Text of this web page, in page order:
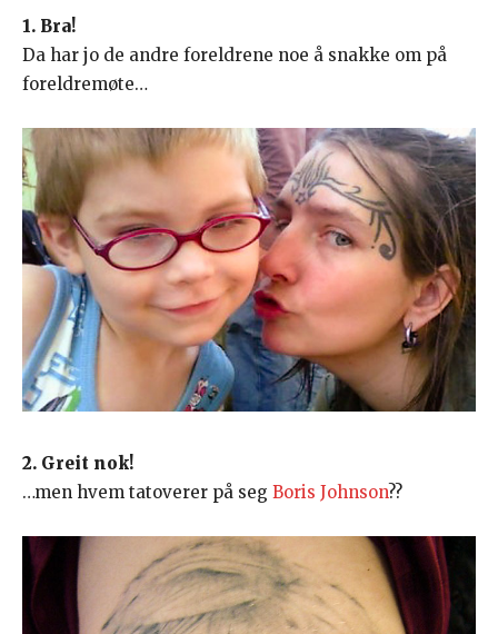
1. Bra!
Da har jo de andre foreldrene noe å snakke om på
foreldremøte…
2. Greit nok!
…men hvem tatoverer på seg Boris Johnson??